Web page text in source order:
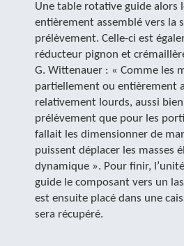
Une table rotative guide alors
entièrement assemblé vers la
prélèvement. Celle-ci est
réducteur pignon et
G. Wittenauer : « Comme les
partiellement ou entièrement
relativement lourds, aussi
prélèvement que pour les
fallait les dimensionner de
puissent déplacer les masses
dynamique ». Pour finir,
guide le composant vers un
est ensuite placé dans une
sera récupéré.